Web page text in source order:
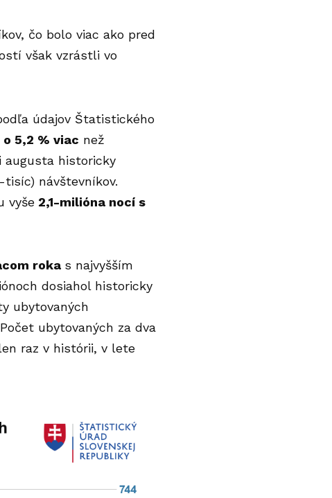
čo bolo viac ako pred
však vzrástli vo
údajov Štatistického
o 5,2 % viac než
augusta historicky
tisíc) návštevníkov.
vyše 2,1-milióna nocí s
roka s najvyšším
dosiahol historicky
ubytovaných
ubytovaných za dva
raz v histórii, v lete